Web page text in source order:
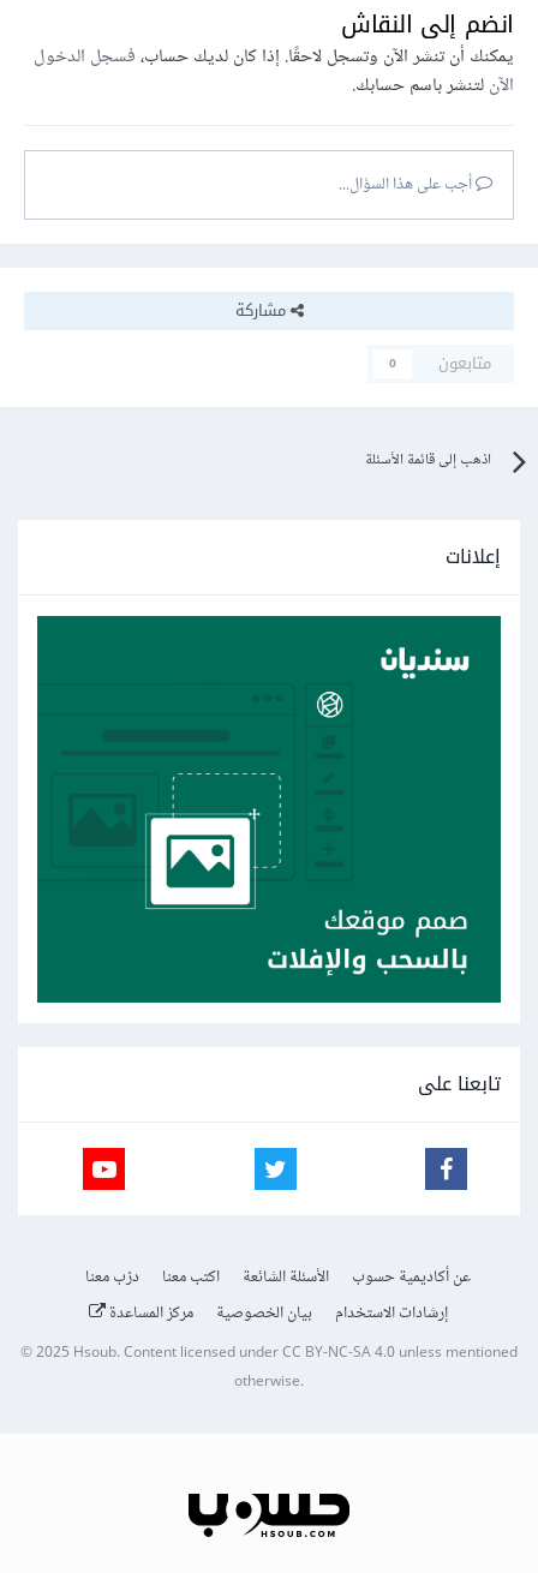
انضم إلى النقاش
يمكنك أن تنشر الآن وتسجل لاحقًا. إذا كان لديك حساب،فسجل الدخول
الآنلتنشر باسم حسابك.
أجب على هذا السؤال...
مشاركة
متابعون
0
اذهب إلى قائمة الأسئلة
إعلانات
تابعنا على
عن أكاديمية حسوب الأسئلة الشائعة اكتب معنا
درّب معنا
إرشادات الاستخدام
بيان الخصوصية مركز المساعدة
© 2025Hsoub.Content licensed underCC BY-NC-SA 4.0unless mentioned
otherwise.